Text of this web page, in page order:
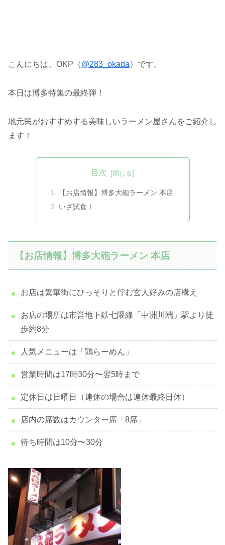
こんにちは、OKP（@283_okada）です。
本日は博多特集の最終弾！
地元民がおすすめする美味しいラーメン屋さんをご紹介し
ます！
目次
【お店情報】博多大砲ラーメン 本店
いざ試食！
【お店情報】博多大砲ラーメン 本店
お店は繁華街にひっそりと佇む玄人好みの店構え
お店の場所は市営地下鉄七隈線「中洲川端」駅より徒
歩約8分
人気メニューは「鶏らーめん」
営業時間は17時30分〜翌5時まで
定休日は日曜日（連休の場合は連休最終日休）
店内の席数はカウンター席「8席」
待ち時間は10分〜30分